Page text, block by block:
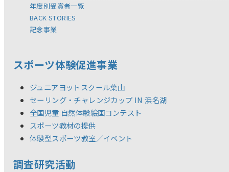
年度別受賞者一覧
BACK STORIES
記念事業
スポーツ体験促進事業
ジュニアヨットスクール葉山
セーリング・チャレンジカップ IN 浜名湖
全国児童 自然体験絵画コンテスト
スポーツ教材の提供
体験型スポーツ教室／イベント
調査研究活動